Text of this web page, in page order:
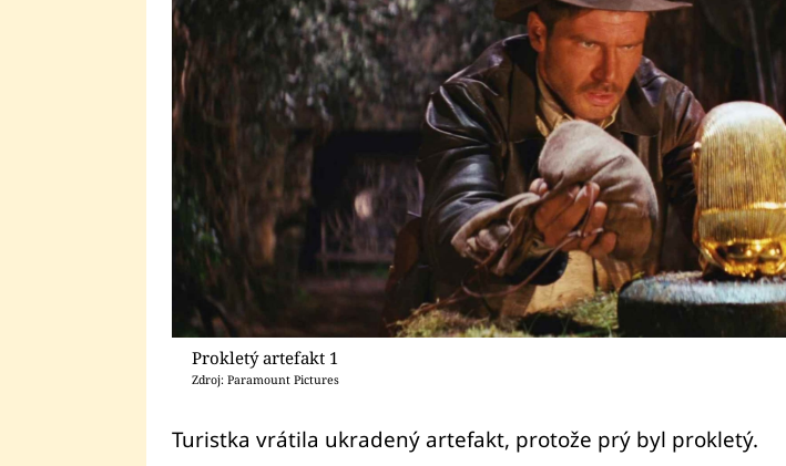
Prokletý artefakt 1
Zdroj: Paramount Pictures
Turistka vrátila ukradený artefakt, protože prý byl prokletý.